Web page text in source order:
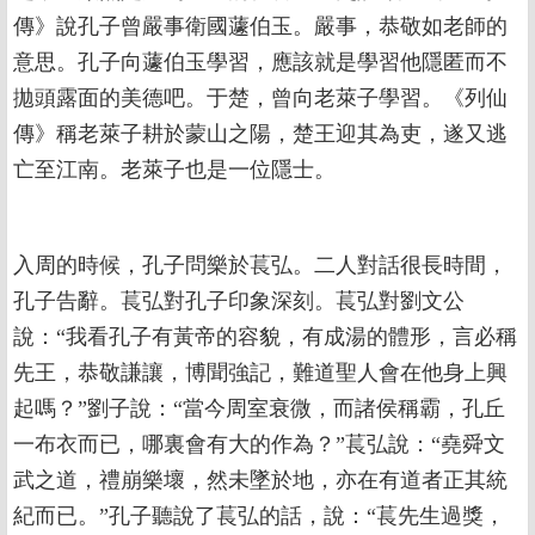
傳》說孔子曾嚴事衛國蘧伯玉。嚴事，恭敬如老師的
意思。孔子向蘧伯玉學習，應該就是學習他隱匿而不
拋頭露面的美德吧。于楚，曾向老萊子學習。《列仙
傳》稱老萊子耕於蒙山之陽，楚王迎其為吏，遂又逃
亡至江南。老萊子也是一位隱士。
入周的時候，孔子問樂於萇弘。二人對話很長時間，
孔子告辭。萇弘對孔子印象深刻。萇弘對劉文公
說：“我看孔子有黃帝的容貌，有成湯的體形，言必稱
先王，恭敬謙讓，博聞強記，難道聖人會在他身上興
起嗎？”劉子說：“當今周室衰微，而諸侯稱霸，孔丘
一布衣而已，哪裏會有大的作為？”萇弘說：“堯舜文
武之道，禮崩樂壞，然未墜於地，亦在有道者正其統
紀而已。”孔子聽說了萇弘的話，說：“萇先生過獎，